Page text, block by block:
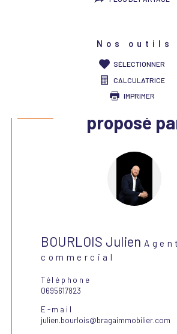
Nos outils
SÉLECTIONNER
CALCULATRICE
IMPRIMER
Ce bien vous
proposé
BOURLOIS Julien Agent
commercial
Téléphone
0695617823
E-mail
julien.bourlois@bragaimmobilier.com